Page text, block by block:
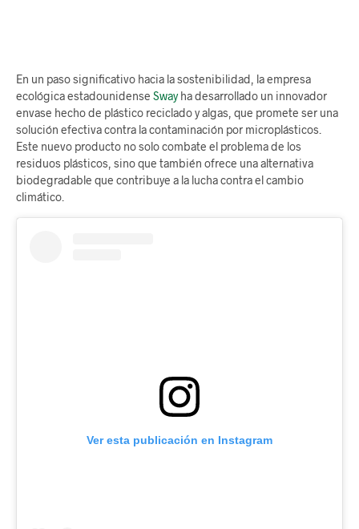
En un paso significativo hacia la sostenibilidad, la empresa
ecológica estadounidense Swayha desarrollado un innovador
envase hecho de plástico reciclado y algas, que promete ser una
solución efectiva contra la contaminación por microplásticos.
Este nuevo producto no solo combate el problema de los
residuos plásticos, sino que también ofrece una alternativa
biodegradable que contribuye a la lucha contra el cambio
climático.
Ver esta publicación en Instagram